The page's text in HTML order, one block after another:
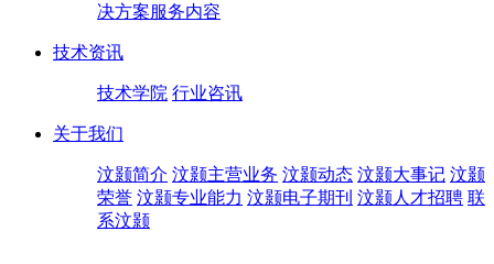
决方案服务内容
技术资讯
技术学院 行业咨讯
关于我们
汶颢简介 汶颢主营业务 汶颢动态 汶颢大事记 汶颢
荣誉 汶颢专业能力 汶颢电子期刊 汶颢人才招聘 联
系汶颢